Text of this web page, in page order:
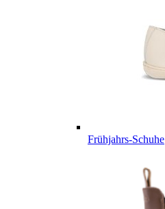
Frühjahrs-Schuhe